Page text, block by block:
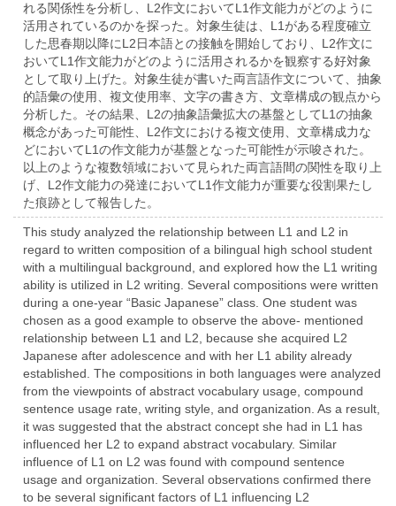
れる関係性を分析し、L2作文においてL1作文能力がどのように
活用されているのかを探った。対象生徒は、L1がある程度確立
した思春期以降にL2日本語との接触を開始しており、L2作文に
おいてL1作文能力がどのように活用されるかを観察する好対象
として取り上げた。対象生徒が書いた両言語作文について、抽象
的語彙の使用、複文使用率、文字の書き方、文章構成の観点から
分析した。その結果、L2の抽象語彙拡大の基盤としてL1の抽象
概念があった可能性、L2作文における複文使用、文章構成力な
どにおいてL1の作文能力が基盤となった可能性が示唆された。
以上のような複数領域において見られた両言語間の関性を取り上
げ、L2作文能力の発達においてL1作文能力が重要な役割果たし
た痕跡として報告した。
This study analyzed the relationship between L1 and L2 in
regard to written composition of a bilingual high school student
with a multilingual background, and explored how the L1 writing
ability is utilized in L2 writing. Several compositions were written
during a one-year “Basic Japanese” class. One student was
chosen as a good example to observe the above- mentioned
relationship between L1 and L2, because she acquired L2
Japanese after adolescence and with her L1 ability already
established. The compositions in both languages were analyzed
from the viewpoints of abstract vocabulary usage, compound
sentence usage rate, writing style, and organization. As a result,
it was suggested that the abstract concept she had in L1 has
influenced her L2 to expand abstract vocabulary. Similar
influence of L1 on L2 was found with compound sentence
usage and organization. Several observations confirmed there
to be several significant factors of L1 influencing L2